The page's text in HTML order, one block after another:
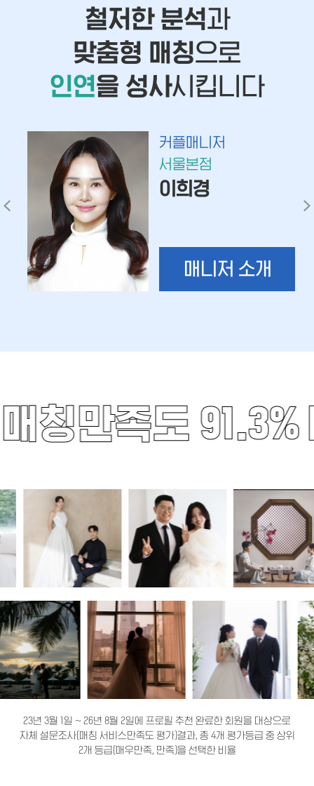
철저한 분석과
맞춤형 매칭으로
인연을 성사시킵니다
커플매니저
서울본점
이희경
매니저 소개
매칭만족도 91.3%
23년 3월 1일 ~ 26년 8월 2일에 프로필 추천 완료한 회원을 대상으로
자체 설문조사(매칭 서비스만족도 평가)결과, 총 4개 평가등급 중 상위
2개 등급(매우만족, 만족)을 선택한 비율